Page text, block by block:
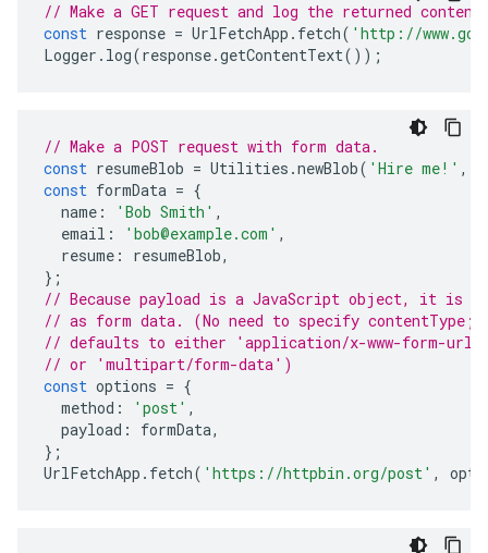
// Make a GET request and log the returned
const response = UrlFetchApp . fetch( 'http://
Logger . log(response.getContentText());
// Make a POST request with form data.
const resumeBlob = Utilities .newBlob( 'Hire me!' ,
const formData = {
name : 'Bob Smith' ,
email : 'bob@example.com' ,
resume : resumeBlob,
};
// Because payload is a JavaScript object, it is
// as form data. (No need to specify
// defaults to either 'application/x-www-form-
// or 'multipart/form-data')
const options = {
method : 'post' ,
payload : formData,
};
UrlFetchApp . fetch( 'https://httpbin.org/post' ,